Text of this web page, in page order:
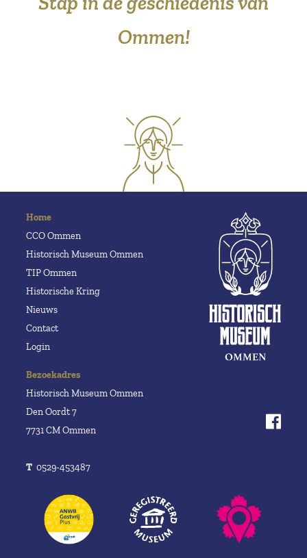
Ommen!
Bezoekadres
Historisch Museum Ommen
Den Oordt 7
7731 CM Ommen
T 0529-453487
Home
CCO Ommen
Historisch Museum Ommen
TIP Ommen
Historische Kring
Nieuws
Contact
Login